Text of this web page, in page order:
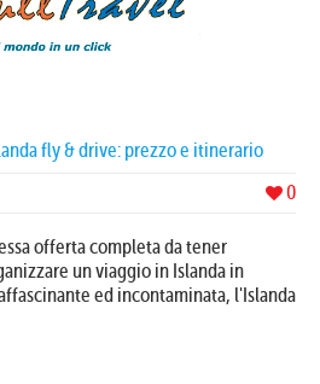
fly & drive: prezzo e itinerario
0
offerta completa da tener
un viaggio in Islanda in
ed incontaminata, l'Islanda